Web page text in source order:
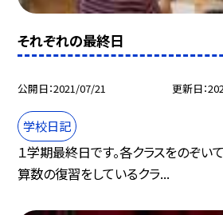
それぞれの最終日
公開日 2021/07/21 更新日
学校日記
１学期最終日です。各クラスをのぞい
算数の復習をしているクラ...